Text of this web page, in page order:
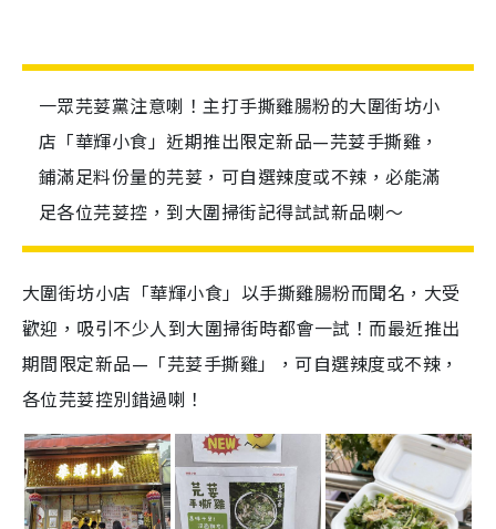
一眾芫荽黨注意喇！主打手撕雞腸粉的大圍街坊小
店「華輝小食」近期推出限定新品—芫荽手撕雞，
鋪滿足料份量的芫荽，可自選辣度或不辣，必能滿
足各位芫荽控，到大圍掃街記得試試新品喇～
大圍街坊小店「華輝小食」以手撕雞腸粉而聞名，大受
歡迎，吸引不少人到大圍掃街時都會一試！而最近推出
期間限定新品—「芫荽手撕雞」，可自選辣度或不辣，
各位芫荽控別錯過喇！